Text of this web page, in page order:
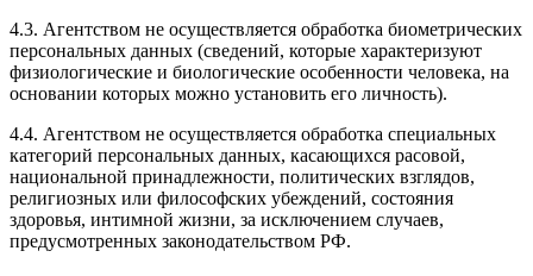
4.3. Агентством не осуществляется обработка биометрических
персональных данных (сведений, которые характеризуют
физиологические и биологические особенности человека, на
основании которых можно установить его личность).
4.4. Агентством не осуществляется обработка специальных
категорий персональных данных, касающихся расовой,
национальной принадлежности, политических взглядов,
религиозных или философских убеждений, состояния
здоровья, интимной жизни, за исключением случаев,
предусмотренных законодательством РФ.